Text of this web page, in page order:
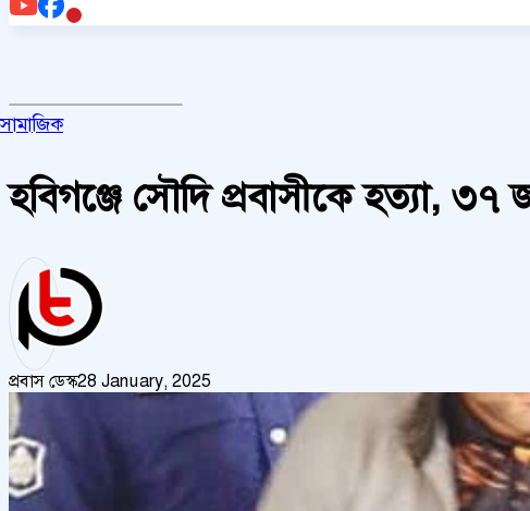
সামাজিক
হবিগঞ্জে সৌদি প্রবাসীকে হত্যা, ৩৭
প্রবাস ডেস্ক28 January, 2025